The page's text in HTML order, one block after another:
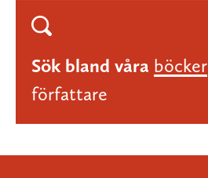
Sök bland våra böcker
författare